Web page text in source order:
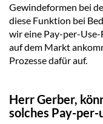
Gewindeformen bei
diese Funktion bei
wir eine Pay-per-
auf dem Markt
Prozesse dafür auf.
Herr Gerber,
solches Pay-per-